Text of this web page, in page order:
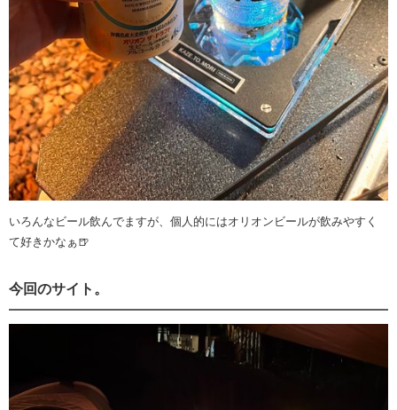
いろんなビール飲んでますが、個人的にはオリオンビールが飲みやすく
て好きかなぁ🍺
今回のサイト。